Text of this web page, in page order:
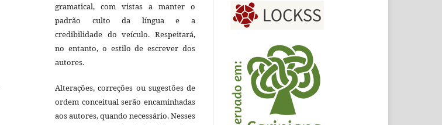
gramatical, com vistas a manter o
padrão culto da língua e a
credibilidade do veículo. Respeitará,
no entanto, o estilo de escrever dos
autores.
Alterações, correções ou sugestões de
ordem conceitual serão encaminhadas
aos autores, quando necessário. Nesses